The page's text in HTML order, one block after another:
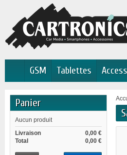
GSM Tablettes
Panier
Aucun produit
0,00 €
Livraison
0,00 €
Total